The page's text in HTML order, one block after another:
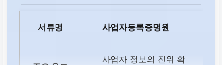
사업자등록증명원
사업자 정보의 진위 확